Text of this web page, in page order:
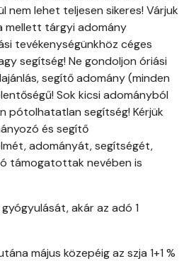
nem lehet teljesen sikeres! Várjuk
mellett tárgyi adomány
tevékenységünkhöz céges
segítség! Ne gondoljon óriási
segítő adomány (minden
Sok kicsi adományból
pótolhatatlan segítség! Kérjük
és segítő
adományát, segítségét,
támogatottak nevében is
akár az adó 1
május közepéig az szja 1+1 %